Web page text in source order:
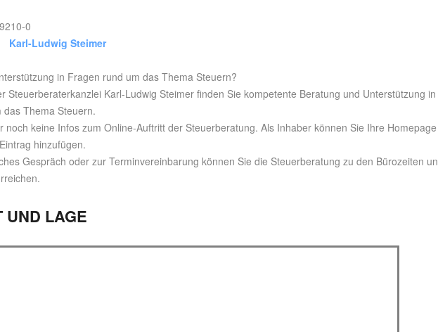
0
Karl-Ludwig Steimer
in Fragen rund um das Thema Steuern?
Steuerberaterkanzlei Karl-Ludwig Steimer finden Sie kompetente Beratung und Unterstützung in
Thema Steuern.
noch keine Infos zum Online-Auftritt der Steuerberatung. Als Inhaber können Sie Ihre Homepage
hinzufügen.
Gespräch oder zur Terminvereinbarung können Sie die Steuerberatung zu den Bürozeiten
UND LAGE